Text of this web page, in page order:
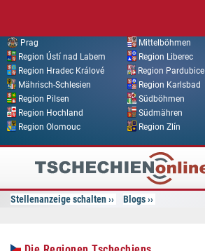
Prag
Mittelböhmen
Region Ústí nad Labem
Region Liberec
Region Hradec Králové
Region Pardubice
Mährisch-Schlesien
Region Karlsbad
Region Pilsen
Südböhmen
Region Hochland
Südmähren
Region Olomouc
Region Zlín
Tschechien
Online
Stellenanzeige schalten Blogs